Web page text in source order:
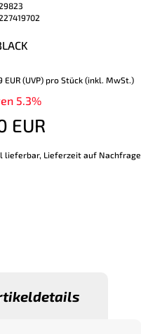
EUR (UVP) pro Stück (inkl. MwSt.)
5.3%
EUR
lieferbar, Lieferzeit auf Nachfrage